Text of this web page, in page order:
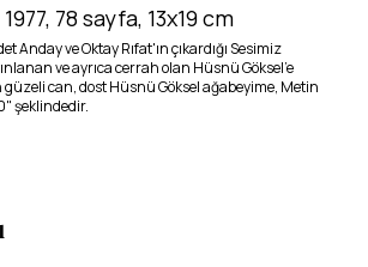
78 sayfa, 13x19 cm
Anday ve Oktay Rıfat'ın çıkardığı Sesimiz
ve ayrıca cerrah olan Hüsnü Göksel'e
güzeli can, dost Hüsnü Göksel ağabeyime, Metin
şeklindedir.